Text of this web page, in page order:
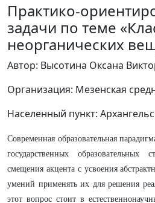
Практико-
задачи по теме
неорганических
Автор: Высотина Оксана
Организация: Мезенская
Населенный пункт:
Современная образовательная
государственных образовательных
смещения акцента с усвоения
умений применять их для решения
этот вопрос стоит в